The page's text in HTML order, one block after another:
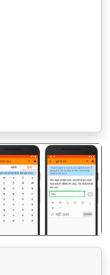
अगला